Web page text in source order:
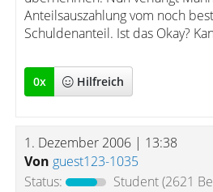
Anteilsauszahlung vom noch
Schuldenanteil. Ist das Okay?
0x Hilfreich
1. Dezember 2006 | 13:38
Von guest123-1035
Status:
Student(2621